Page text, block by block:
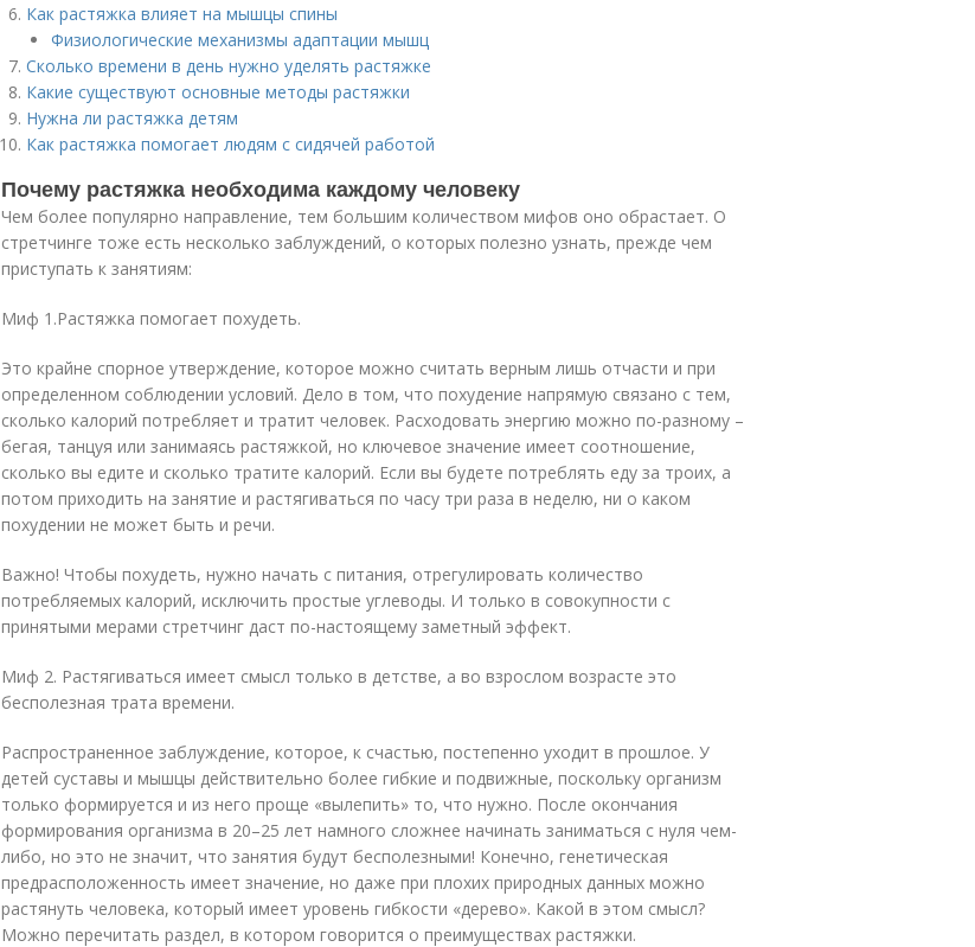
Как растяжка влияет на мышцы спины
Физиологические механизмы адаптации мышц
Сколько времени в день нужно уделять растяжке
Какие существуют основные методы растяжки
Нужна ли растяжка детям
Как растяжка помогает людям с сидячей работой
Почему растяжка необходима каждому человеку
Чем более популярно направление, тем большим количеством мифов оно обрастает. О
стретчинге тоже есть несколько заблуждений, о которых полезно узнать, прежде чем
приступать к занятиям:
Миф 1.Растяжка помогает похудеть.
Это крайне спорное утверждение, которое можно считать верным лишь отчасти и при
определенном соблюдении условий. Дело в том, что похудение напрямую связано с тем,
сколько калорий потребляет и тратит человек. Расходовать энергию можно по-разному –
бегая, танцуя или занимаясь растяжкой, но ключевое значение имеет соотношение,
сколько вы едите и сколько тратите калорий. Если вы будете потреблять еду за троих, а
потом приходить на занятие и растягиваться по часу три раза в неделю, ни о каком
похудении не может быть и речи.
Важно! Чтобы похудеть, нужно начать с питания, отрегулировать количество
потребляемых калорий, исключить простые углеводы. И только в совокупности с
принятыми мерами стретчинг даст по-настоящему заметный эффект.
Миф 2. Растягиваться имеет смысл только в детстве, а во взрослом возрасте это
бесполезная трата времени.
Распространенное заблуждение, которое, к счастью, постепенно уходит в прошлое. У
детей суставы и мышцы действительно более гибкие и подвижные, поскольку организм
только формируется и из него проще «вылепить» то, что нужно. После окончания
формирования организма в 20–25 лет намного сложнее начинать заниматься с нуля чем-
либо, но это не значит, что занятия будут бесполезными! Конечно, генетическая
предрасположенность имеет значение, но даже при плохих природных данных можно
растянуть человека, который имеет уровень гибкости «дерево». Какой в этом смысл?
Можно перечитать раздел, в котором говорится о преимуществах растяжки.